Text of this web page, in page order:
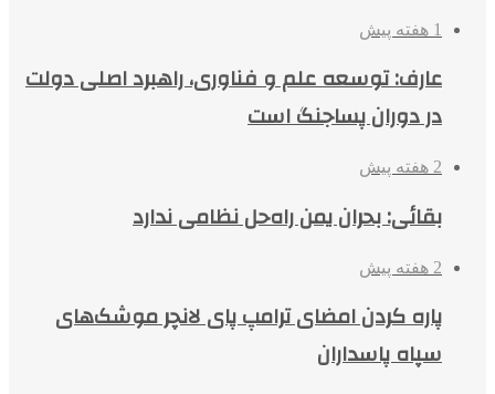
1 هفته پیش
عارف: توسعه علم و فناوری، راهبرد اصلی دولت
در دوران پساجنگ است
2 هفته پیش
بقائی: بحران یمن راه‌حل نظامی ندارد
2 هفته پیش
پاره کردن امضای ترامپ پای لانچر موشک‌های
سپاه پاسداران